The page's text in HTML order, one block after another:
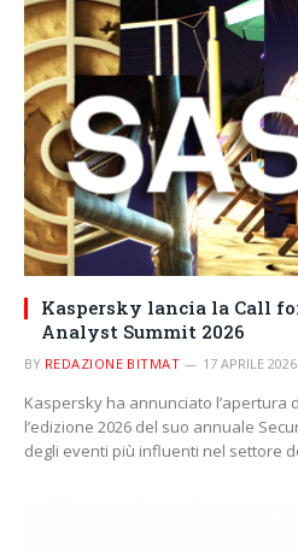
Kaspersky lancia la Call
Analyst Summit 2026
BY REDAZIONE BITMAT 17 APRILE 2026
Kaspersky ha annunciato l’apertura
l’edizione 2026 del suo annuale
degli eventi più influenti nel settore